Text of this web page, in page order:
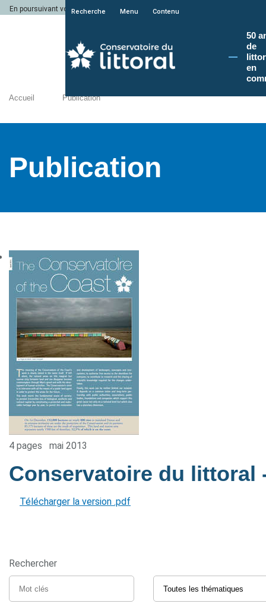
En poursuivant votre navigation sur le site du Conservatoire du littoral, vous
Recherche Menu Contenu
50
de
en
Accueil Publication
Publication
4 pages mai 2013
Conservatoire du littoral
Télécharger la version .pdf
Rechercher